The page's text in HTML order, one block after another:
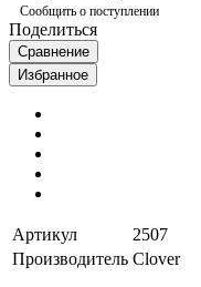
Сообщить о поступлении
Поделиться
Сравнение
Избранное
Артикул
2507
Производитель Clover